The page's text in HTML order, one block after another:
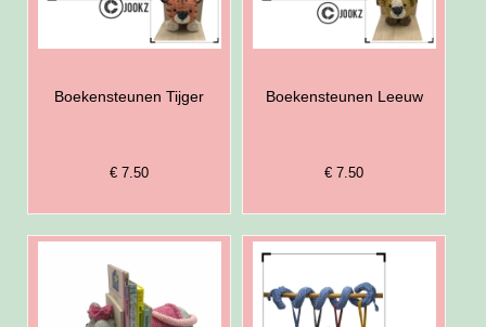
Boekensteunen Tijger
€ 7.50
Boekensteunen Leeuw
€ 7.50